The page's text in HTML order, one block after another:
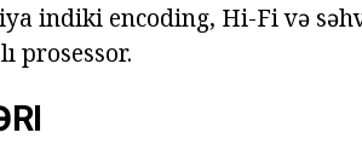
indiki encoding, Hi-Fi və
prosessor.